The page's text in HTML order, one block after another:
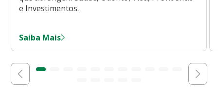
e Investimentos.
Saiba Mais